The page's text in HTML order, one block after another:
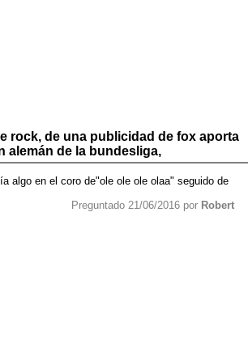
rock, de una publicidad de fox aporta
alemán de la bundesliga,
algo en el coro de"ole ole ole olaa" seguido de
Preguntado 21/06/2016 por Robert